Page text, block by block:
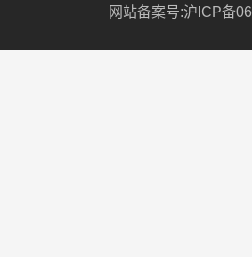
网站备案号:沪ICP备